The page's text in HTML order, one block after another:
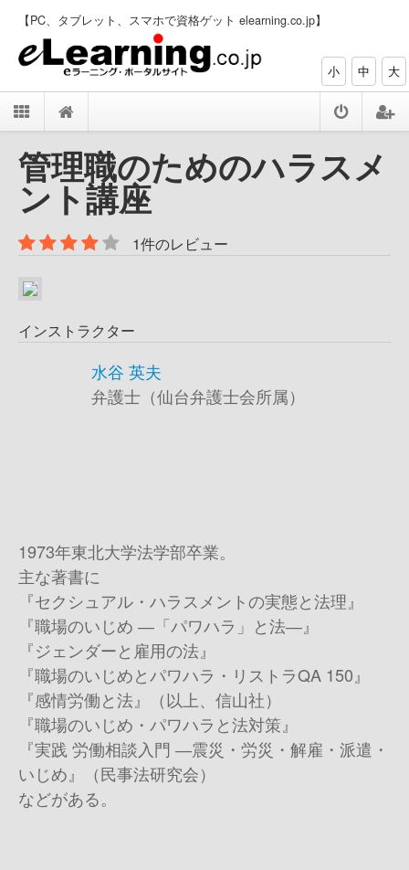
【PC、タブレット、スマホで資格ゲット elearning.co.jp】
小 中 大
管理職のためのハラスメ
ント講座
1件のレビュー
インストラクター
水谷 英夫
弁護士（仙台弁護士会所属）
1973年東北大学法学部卒業。
主な著書に
『セクシュアル・ハラスメントの実態と法理』
『職場のいじめ ―「パワハラ」と法―』
『ジェンダーと雇用の法』
『職場のいじめとパワハラ・リストラQA 150』
『感情労働と法』（以上、信山社）
『職場のいじめ・パワハラと法対策』
『実践 労働相談入門 ―震災・労災・解雇・派遣・
いじめ』（民事法研究会）
などがある。